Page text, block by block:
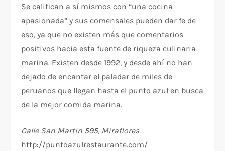
Se califican a sí mismos con “una cocina
apasionada” y sus comensales pueden dar fe de
eso, ya que no existen más que comentarios
positivos hacia esta fuente de riqueza culinaria
marina. Existen desde 1992, y desde ahí no han
dejado de encantar el paladar de miles de
peruanos que llegan hasta el punto azul en busca
de la mejor comida marina.
Calle San Martin 595, Miraflores
http://puntoazulrestaurante.com/